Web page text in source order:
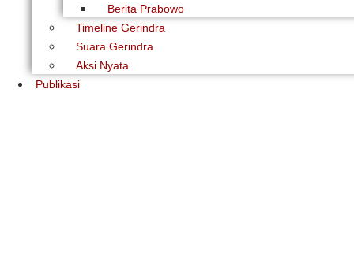
Berita Prabowo
Timeline Gerindra
Suara Gerindra
Aksi Nyata
Publikasi